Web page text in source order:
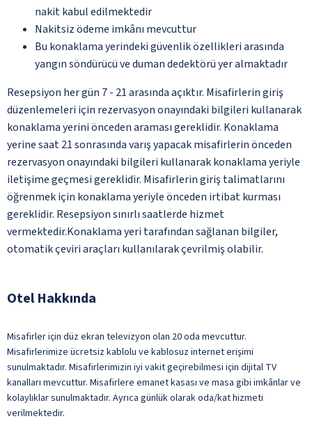
nakit kabul edilmektedir
Nakitsiz ödeme imkânı mevcuttur
Bu konaklama yerindeki güvenlik özellikleri arasında
yangın söndürücü ve duman dedektörü yer almaktadır
Resepsiyon her gün 7 - 21 arasında açıktır. Misafirlerin giriş
düzenlemeleri için rezervasyon onayındaki bilgileri kullanarak
konaklama yerini önceden araması gereklidir. Konaklama
yerine saat 21 sonrasında varış yapacak misafirlerin önceden
rezervasyon onayındaki bilgileri kullanarak konaklama yeriyle
iletişime geçmesi gereklidir. Misafirlerin giriş talimatlarını
öğrenmek için konaklama yeriyle önceden irtibat kurması
gereklidir. Resepsiyon sınırlı saatlerde hizmet
vermektedir.Konaklama yeri tarafından sağlanan bilgiler,
otomatik çeviri araçları kullanılarak çevrilmiş olabilir.
Otel Hakkında
Misafirler için düz ekran televizyon olan 20 oda mevcuttur.
Misafirlerimize ücretsiz kablolu ve kablosuz internet erişimi
sunulmaktadır. Misafirlerimizin iyi vakit geçirebilmesi için dijital TV
kanalları mevcuttur. Misafirlere emanet kasası ve masa gibi imkânlar ve
kolaylıklar sunulmaktadır. Ayrıca günlük olarak oda/kat hizmeti
verilmektedir.